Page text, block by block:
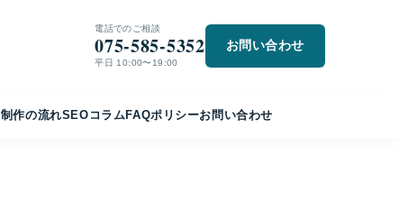
電話でのご相談
075-585-5352
平日 10:00〜19:00
お問い合わせ
制作の流れSEO コラムFAQポリシーお問い合わせ